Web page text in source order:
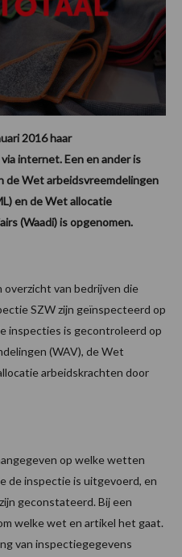
2016 haar
internet. Een en ander is
de Wet arbeidsvreemdelingen
en de Wet allocatie
(Waadi) is opgenomen.
van bedrijven die
SZW zijn geïnspecteerd op
inspecties is gecontroleerd op
(WAV), de Wet
arbeidskrachten door
op welke wetten
de inspectie is uitgevoerd, en
geconstateerd. Bij een
welke wet en artikel het gaat.
van inspectiegegevens